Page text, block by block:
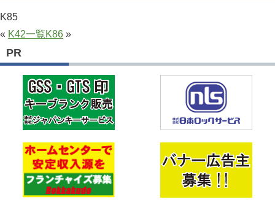
K85
« K42一覧K86 »
PR